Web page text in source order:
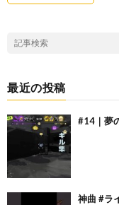
最近の投稿
#14｜夢
神曲 #ラ